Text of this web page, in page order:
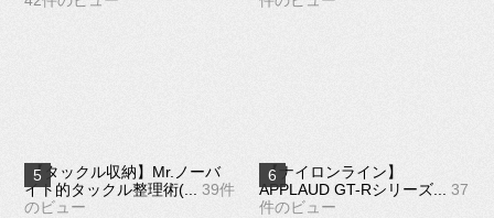
【タックル収納】Mr.ノーバ
イト的タックル整理術(... 39件
のビュー
【ナイロンライン】
APPLAUD GT-Rシリーズ... 37
件のビュー